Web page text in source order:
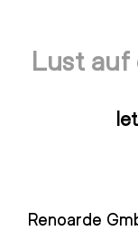
Lust auf
Renoarde